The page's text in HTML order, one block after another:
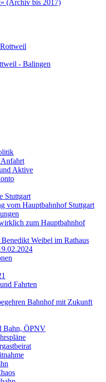
(Archiv bis 2017)
- Balingen
Aktive
Stuttgart
vom Hauptbahnhof Stuttgart
zum Hauptbahnhof
Weibel im Rathaus
Fahrten
Bahnhof mit Zukunft
Bahn, ÖPNV